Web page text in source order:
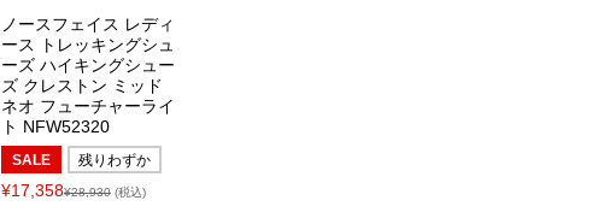
ノースフェイス レディ
ース トレッキングシュ
ーズ ハイキングシュー
ズ クレストン ミッド
ネオ フューチャーライ
ト NFW52320
SALE 残りわずか
¥17,358¥28,930 (税込)